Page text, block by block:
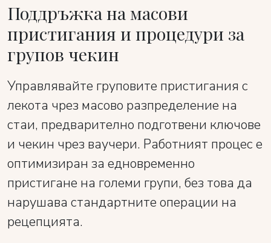
Поддръжка на масови
пристигания и процедури за
групов чекин
Управлявайте груповите пристигания с
лекота чрез масово разпределение на
стаи, предварително подготвени ключове
и чекин чрез ваучери. Работният процес е
оптимизиран за едновременно
пристигане на големи групи, без това да
нарушава стандартните операции на
рецепцията.